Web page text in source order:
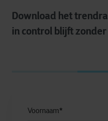
Download het
in control blijft
Voornaam*